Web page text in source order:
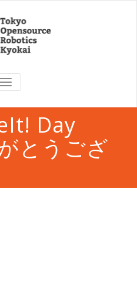
TOGGLE
NAVIGATION
Day
とうござ